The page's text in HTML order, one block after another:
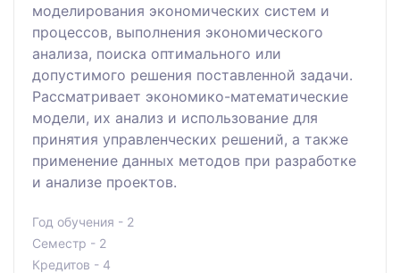
моделирования экономических систем и
процессов, выполнения экономического
анализа, поиска оптимального или
допустимого решения поставленной задачи.
Рассматривает экономико-математические
модели, их анализ и использование для
принятия управленческих решений, а также
применение данных методов при разработке
и анализе проектов.
Год обучения - 2
Семестр - 2
Кредитов - 4